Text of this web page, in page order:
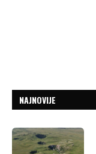
NAJNOVIJE